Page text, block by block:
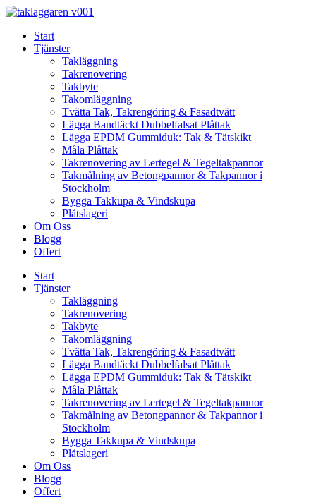
Skip
contentStart
Tjänster
Takläggning
Takrenovering
Takbyte
Takomläggning
Tvätta Tak, Takrengöring & Fasadtvätt
Lägga Bandtäckt Dubbelfalsat Plåttak
Lägga EPDM Gummiduk: Tak & Tätskikt
Måla Plåttak
Takrenovering av Lertegel & Tegeltakpannor
Takmålning av Betongpannor & Takpannor i
Stockholm
Bygga Takkupa & Vindskupa
Plåtslageri
Om Oss
Blogg
Offert
Start
Tjänster
Takläggning
Takrenovering
Takbyte
Takomläggning
Tvätta Tak, Takrengöring & Fasadtvätt
Lägga Bandtäckt Dubbelfalsat Plåttak
Lägga EPDM Gummiduk: Tak & Tätskikt
Måla Plåttak
Takrenovering av Lertegel & Tegeltakpannor
Takmålning av Betongpannor & Takpannor i
Stockholm
Bygga Takkupa & Vindskupa
Plåtslageri
Om Oss
Blogg
Offert